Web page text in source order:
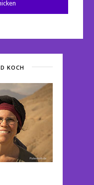
KOCH